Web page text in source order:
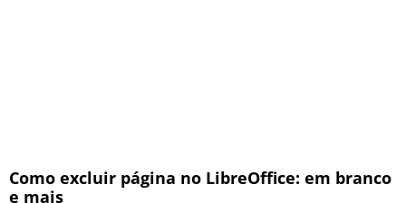
Como excluir página no LibreOffice: em branco
e mais